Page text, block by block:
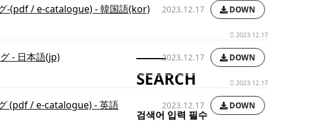
방문해 주셔서 감사합니다.
SEARCH
검색어 입력 필수
-(pdf / e-catalogue) - 韓国語(kor) 2023.12.17 DOWN
2023.12.17
- 日本語(jp) 2023.12.17 DOWN
2023.12.17
(pdf / e-catalogue) - 英語 2023.12.17 DOWN